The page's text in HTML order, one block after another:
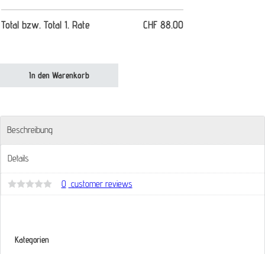
Total bzw. Total 1. Rate CHF 88.00
SKULPTUR 14 Veronika Martin Mantel Menge
In den Warenkorb
Beschreibung
Details
Bewertet
0 customer reviews
Kategorien